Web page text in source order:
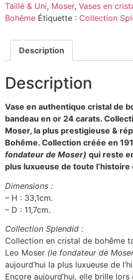
Taillé & Uni, Moser, Vases en
Bohême Étiquette : Collection
Description
Description
Vase en authentique cristal de
bandeau en or 24 carats.
Moser, la plus prestigieuse &
Bohême. Collection créée en
fondateur de Moser) qui reste
plus luxueuse de toute l’histoire
Dimensions :
– H : 33,1cm.
– D : 11,7cm.
Collection Splendid :
Collection en cristal de bohême
Leo Moser (le fondateur de
aujourd’hui la plus luxueuse de
Encore aujourd’hui, elle brille